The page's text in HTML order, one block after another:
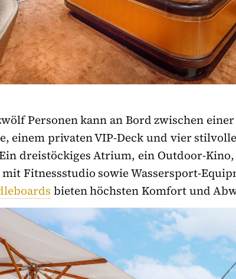
Personen kann an Bord zwischen einer
einem privaten VIP-Deck und vier
dreistöckiges Atrium, ein Outdoor-
Fitnessstudio sowie Wassersport-
bieten höchsten Komfort und